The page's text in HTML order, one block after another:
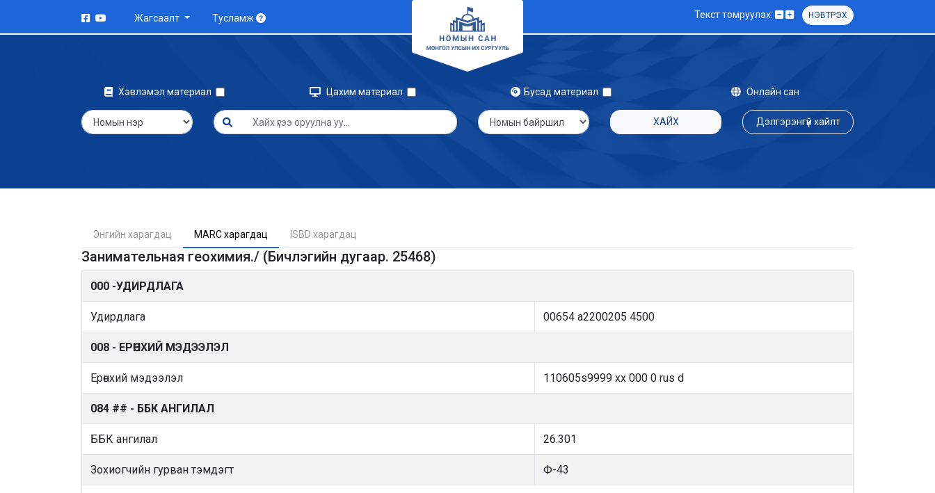
Жагсаалт Тусламж Текст томруулах: НЭВТРЭХ
Хэвлэмэл материал Цахим материал Бусад материал Онлайн сан
ХАЙХ Дэлгэрэнгүй хайлт
Энгийн харагдац MARC харагдац ISBD харагдац
Занимательная геохимия./ (Бичлэгийн дугаар. 25468)
000 -УДИРДЛАГА
Удирдлага 00654 a2200205 4500
008 - ЕРӨНХИЙ МЭДЭЭЛЭЛ
Ерөнхий мэдээлэл 110605s9999 xx 000 0 rus d
084 ## - ББК АНГИЛАЛ
ББК ангилал 26.301
Зохиогчийн гурван тэмдэгт Ф-43